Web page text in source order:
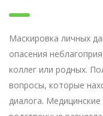
Маскировка личных
опасения
коллег или родных.
вопросы, которые
диалога.